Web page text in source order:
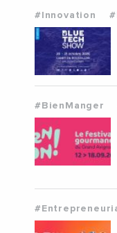
#Innovation
#BienManger